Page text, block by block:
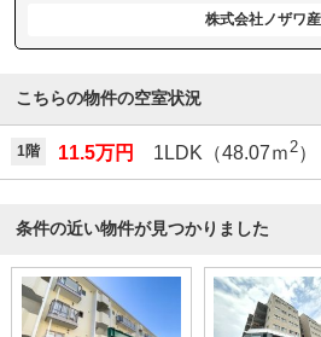
株式会社ノザワ
こちらの物件の空室状況
1階 11.5万円 1LDK（48.07ｍ2）
条件の近い物件が見つかりました